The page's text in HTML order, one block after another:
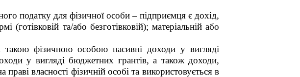
податку для фізичної особи – підприємця є дохід,
та/або безготівковій); матеріальній або
фізичною особою пасивні доходи у вигляді
у вигляді бюджетних грантів, а також доходи,
власності фізичній особі та використовується в